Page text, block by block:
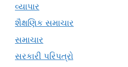
વ્યાપાર
શૈક્ષણિક સમાચાર
સમાચાર
સરકારી પરિપત્રો